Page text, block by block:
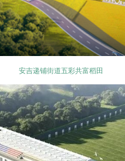
安吉递铺街道五彩共富稻田